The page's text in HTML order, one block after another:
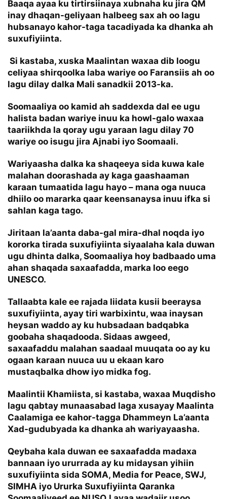
Baaqa ayaa ku tirtirsiinaya xubnaha ku jira QM
inay dhaqan-geliyaan halbeeg sax ah oo lagu
hubsanayo kahor-taga tacadiyada ka dhanka ah
suxufiyiinta.
Si kastaba, xuska Maalintan waxaa dib loogu
celiyaa shirqoolka laba wariye oo Faransiis ah oo
lagu dilay dalka Mali sanadkii 2013-ka.
Soomaaliya oo kamid ah saddexda dal ee ugu
halista badan wariye inuu ka howl-galo waxaa
taariikhda la qoray ugu yaraan lagu dilay 70
wariye oo isugu jira Ajnabi iyo Soomaali.
Wariyaasha dalka ka shaqeeya sida kuwa kale
malahan doorashada ay kaga gaashaaman
karaan tumaatida lagu hayo – mana oga nuuca
dhiilo oo mararka qaar keensanaysa inuu ifka si
sahlan kaga tago.
Jiritaan la’aanta daba-gal mira-dhal noqda iyo
kororka tirada suxufiyiinta siyaalaha kala duwan
ugu dhinta dalka, Soomaaliya hoy badbaado uma
ahan shaqada saxaafadda, marka loo eego
UNESCO.
Tallaabta kale ee rajada liidata kusii beeraysa
suxufiyiinta, ayay tiri warbixintu, waa inaysan
heysan waddo ay ku hubsadaan badqabka
goobaha shaqadooda. Sidaas awgeed,
saxaafaddu malahan saadaal muuqata oo ay ku
ogaan karaan nuuca uu u ekaan karo
mustaqbalka dhow iyo midka fog.
Maalintii Khamiista, si kastaba, waxaa Muqdisho
lagu qabtay munaasabad laga xusayay Maalinta
Caalamiga ee kahor-tagga Dhammeyn La’aanta
Xad-gudubyada ka dhanka ah wariyayaasha.
Qeybaha kala duwan ee saxaafadda madaxa
bannaan iyo ururrada ay ku midaysan yihiin
suxufiyiinta sida SOMA, Media for Peace, SWJ,
SIMHA iyo Ururka Suxufiyiinta Qaranka